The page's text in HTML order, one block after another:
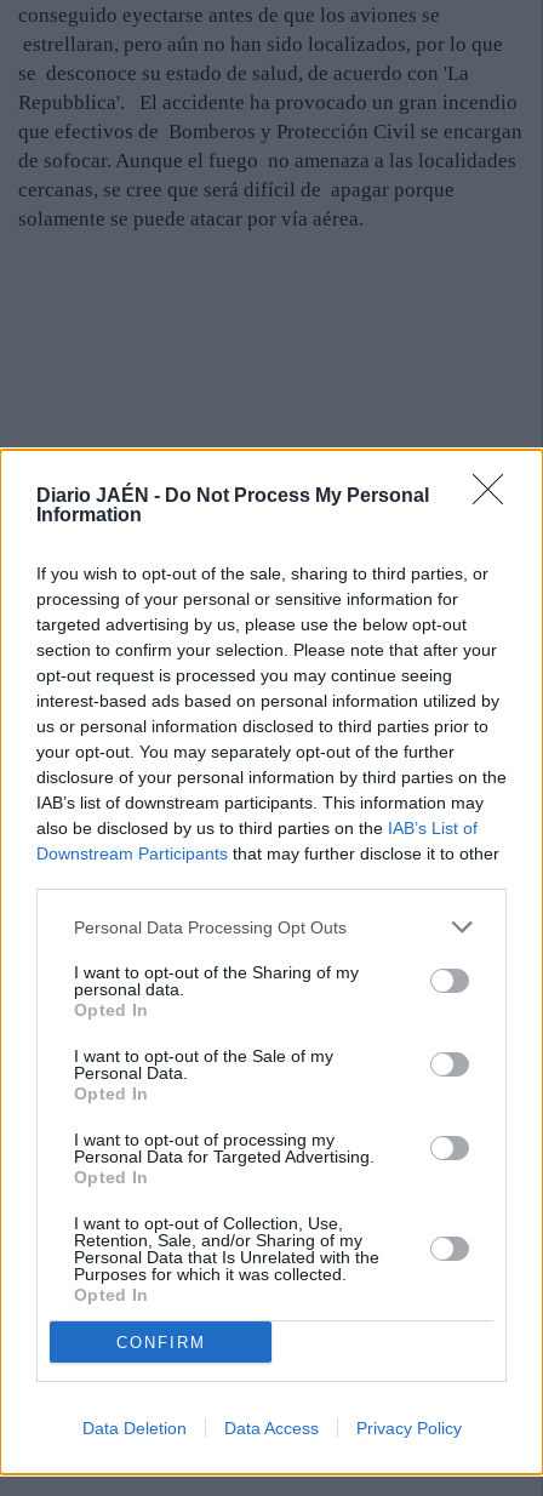
Diario JAÉN - Do Not Process My Personal
Information
If you wish to opt-out of the sale, sharing to third parties, or
processing of your personal or sensitive information for
targeted advertising by us, please use the below opt-out
section to confirm your selection. Please note that after your
opt-out request is processed you may continue seeing
interest-based ads based on personal information utilized by
us or personal information disclosed to third parties prior to
your opt-out. You may separately opt-out of the further
disclosure of your personal information by third parties on the
IAB’s list of downstream participants. This information may
also be disclosed by us to third parties on the IAB’s List of
Downstream Participants that may further disclose it to other
Personal Data Processing Opt Outs
I want to opt-out of the Sharing of my
personal data.
Opted In
I want to opt-out of the Sale of my
Personal Data.
Opted In
I want to opt-out of processing my
Personal Data for Targeted Advertising.
Opted In
I want to opt-out of Collection, Use,
Retention, Sale, and/or Sharing of my
Personal Data that Is Unrelated with the
Purposes for which it was collected.
Opted In
CONFIRM
Data Deletion Data Access Privacy Policy
conseguido eyectarse antes de que los aviones se
estrellaran, pero aún no han sido localizados, por lo que
se desconoce su estado de salud, de acuerdo con 'La
Repubblica'. El accidente ha provocado un gran incendio
que efectivos de Bomberos y Protección Civil se encargan
de sofocar. Aunque el fuego no amenaza a las localidades
cercanas, se cree que será difícil de apagar porque
solamente se puede atacar por vía aérea.